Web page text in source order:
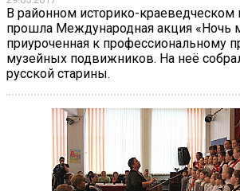
В районном историко-краеведческом
прошла Международная акция «Ночь
приуроченная к профессиональному
музейных подвижников. На неё
русской старины.